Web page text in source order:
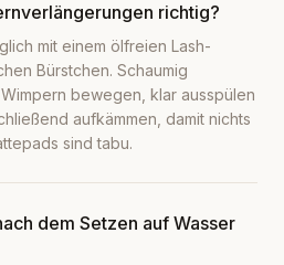
richtig?
mit einem ölfreien Lash-
Bürstchen. Schaumig
bewegen, klar ausspülen
aufkämmen, damit nichts
sind tabu.
dem Setzen auf Wasser